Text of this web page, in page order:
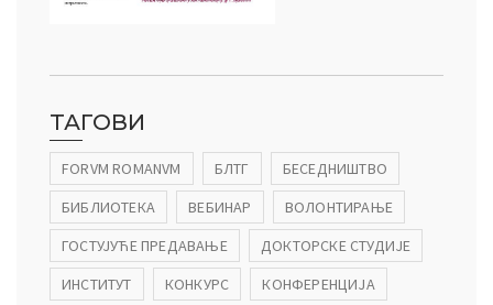
ТАГОВИ
FORVM ROMANVM БЛТГ
БЕСЕДНИШТВО
БИБЛИОТЕКА
ВЕБИНАР
ВОЛОНТИРАЊЕ
ГОСТУЈУЋЕ ПРЕДАВАЊЕ
ДОКТОРСКЕ СТУДИЈЕ
ИНСТИТУТ
КОНКУРС
КОНФЕРЕНЦИЈА